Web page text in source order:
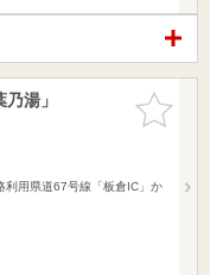
お気に入
りに追加
湯」
利用県道67号線「板倉IC」か